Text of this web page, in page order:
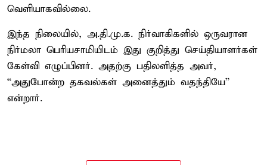
வெளியாகவில்லை.
இந்த நிலையில், அ.தி.மு.க. நிர்வாகிகளில் ஒருவரான
நிர்மலா பெரியசாமியிடம் இது குறித்து செய்தியாளர்கள்
கேள்வி எழுப்பினர். அதற்கு பதிலளித்த அவர்,
“அதுபோன்ற தகவல்கள் அனைத்தும் வதந்தியே”
என்றார்.